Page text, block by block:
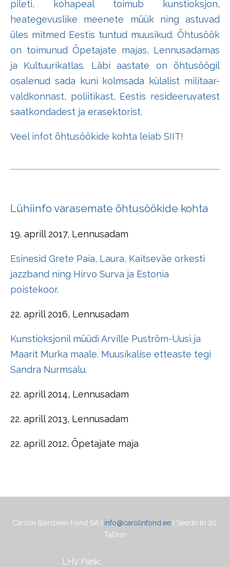
pileti, kohapeal toimub kunstioksjon,
heategevuslike meenete müük ning astuvad
üles mitmed Eestis tuntud muusikud. Õhtusöök
on toimunud Õpetajate majas, Lennusadamas
ja Kultuurikatlas. Läbi aastate on õhtusöögil
osalenud sada kuni kolmsada külalist militaar-
valdkonnast, poliitikast, Eestis resideeruvatest
saatkondadest ja erasektorist.
Veel infot õhtusöökide kohta leiab SIIT!
Lühiinfo varasemate õhtusöökide kohta
19. aprill 2017, Lennusadam
Esinesid Grete Paia, Laura, Kaitseväe orkesti
jazzband ning Hirvo Surva ja Estonia
poistekoor.
22. aprill 2016, Lennusadam
Kunstioksjonil müüdi Arville Puström-Uusi ja
Maarit Murka maale. Muusikalise etteaste tegi
Sandra Nurmsalu.
22. aprill 2014, Lennusadam
22. aprill 2013, Lennusadam
22. aprill 2012, Õpetajate maja
Carolin Illenzeeri Fond SA | info@carolinfond.ee| Seedri tn 20,
Tallinn
LHV Pank: